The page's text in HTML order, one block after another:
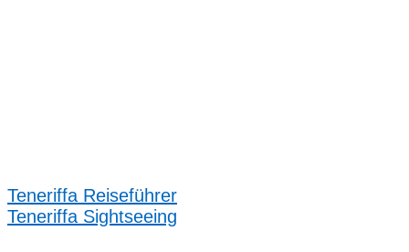
Teneriffa Reiseführer
Teneriffa Sightseeing